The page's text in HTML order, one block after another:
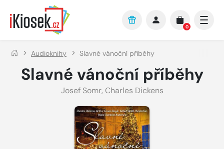
Přejít na hlavní obsah
0
Audioknihy Slavné vánoční příběhy
Slavné vánoční příběhy
Josef Somr, Charles Dickens